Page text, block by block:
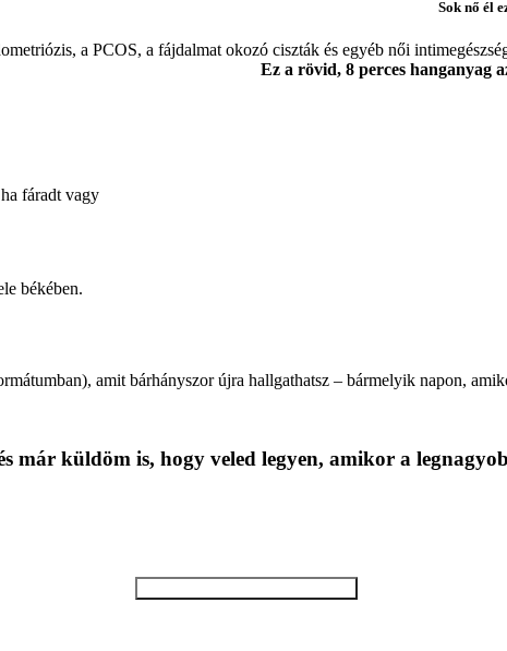
Sok nő él
a PCOS, a fájdalmat okozó ciszták és egyéb női
Ez a rövid, 8 perces hanganyag
fáradt vagy
békében.
), amit bárhányszor újra hallgathatsz – bármelyik napon,
már küldöm is, hogy veled legyen, amikor a